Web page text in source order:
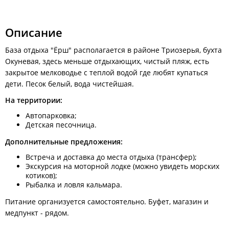
Личным транспортом:
налево - Первостроителей. Далее 3 км/ по основной
асфальтированной дороге, переходящей в грунтовку. Затем
3 км/ по грунтовой дороге в сторону бухты Триозерье. На
второй развилке поворот направо в сопку (там стоят
указатели - на бухту Окуневую) - и так 5 км/ по грунтовым
перевалам до самой бухты.
Описание
База отдыха "Ёрш" располагается в районе Триозерья, бухта
Окуневая, здесь меньше отдыхающих, чистый пляж, есть
закрытое мелководье с теплой водой где любят купаться
дети. Песок белый, вода чистейшая.
На территории:
Автопарковка;
Детская песочница.
Дополнительные предложения:
Встреча и доставка до места отдыха (трансфер);
Экскурсия на моторной лодке (можно увидеть морских
котиков);
Рыбалка и ловля кальмара.
Питание организуется самостоятельно. Буфет, магазин и
медпункт - рядом.